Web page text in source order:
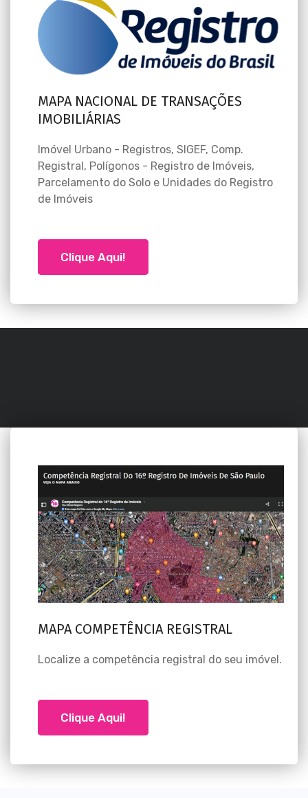
MAPA NACIONAL DE TRANSAÇÕES
IMOBILIÁRIAS
Imóvel Urbano - Registros, SIGEF, Comp.
Registral, Polígonos - Registro de Imóveis,
Parcelamento do Solo e Unidades do Registro
de Imóveis
Clique Aqui!
MAPA COMPETÊNCIA REGISTRAL
Localize a competência registral do seu imóvel.
Clique Aqui!